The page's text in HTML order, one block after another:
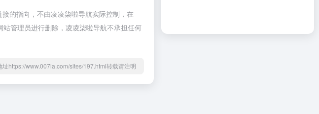
的指向，不由凌凌柒啦导航实际控制，在
管理员进行删除，凌凌柒啦导航不承担任何
址https://www.007la.com/sites/197.html转载请注明